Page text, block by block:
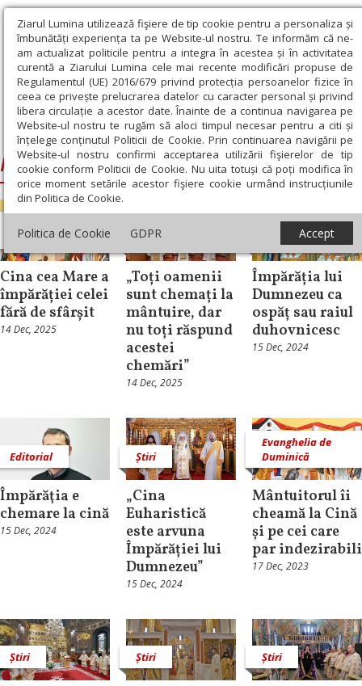
Ziarul Lumina utilizează fişiere de tip cookie pentru a personaliza și
îmbunătăți experiența ta pe Website-ul nostru. Te informăm că ne-
am actualizat politicile pentru a integra în acestea și în activitatea
curentă a Ziarului Lumina cele mai recente modificări propuse de
Regulamentul (UE) 2016/679 privind protecția persoanelor fizice în
ceea ce privește prelucrarea datelor cu caracter personal și privind
libera circulație a acestor date. Înainte de a continua navigarea pe
Website-ul nostru te rugăm să aloci timpul necesar pentru a citi și
înțelege conținutul Politicii de Cookie. Prin continuarea navigării pe
Website-ul nostru confirmi acceptarea utilizării fişierelor de tip
cookie conform Politicii de Cookie. Nu uita totuși că poți modifica în
orice moment setările acestor fişiere cookie urmând instrucțiunile
din Politica de Cookie.
Politica de Cookie GDPR Accept
Ziarul Lumina › Pilda celor poftiți la cină
Pilda celor poftiți la cină
Duminică
Cina cea Mare a
împărăției celei
fără de sfârșit
14 Dec, 2025
Știri
„Toți oamenii
sunt chemați la
mântuire, dar
nu toți răspund
acestei
chemări”
14 Dec, 2025
Evanghelia de
Duminică
Împărăția lui
Dumnezeu ca
ospăț sau raiul
duhovnicesc
15 Dec, 2024
Editorial
Împărăţia e
chemare la cină
15 Dec, 2024
Știri
„Cina
Euharistică
este arvuna
Împărăției lui
Dumnezeu”
15 Dec, 2024
Evanghelia de
Duminică
Mântuitorul îi
cheamă la Cină
și pe cei care
par indezirabili
17 Dec, 2023
Știri Știri Știri